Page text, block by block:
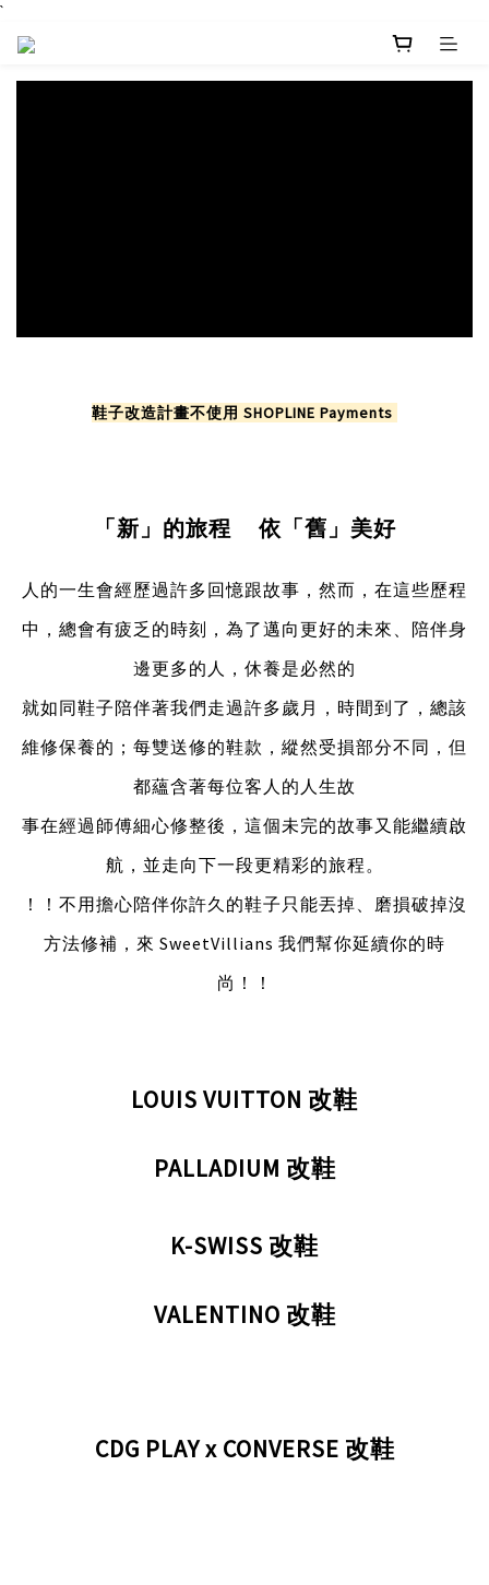
`
鞋子改造計畫不使用 SHOPLINE Payments
「新」的旅程 依「舊」美好
人的一生會經歷過許多回憶跟故事，然而，在這些歷程
中，總會有疲乏的時刻，為了邁向更好的未來、陪伴身
邊更多的人，休養是必然的
就如同鞋子陪伴著我們走過許多歲月，時間到了，總該
維修保養的；每雙送修的鞋款，縱然受損部分不同，但
都蘊含著每位客人的人生故
事在經過師傅細心修整後，這個未完的故事又能繼續啟
航，並走向下一段更精彩的旅程。
！！不用擔心陪伴你許久的鞋子只能丟掉、磨損破掉沒
方法修補，來 SweetVillians 我們幫你延續你的時
尚！！
LOUIS VUITTON 改鞋
PALLADIUM 改鞋
K-SWISS 改鞋
VALENTINO 改鞋
CDG PLAY x CONVERSE 改鞋